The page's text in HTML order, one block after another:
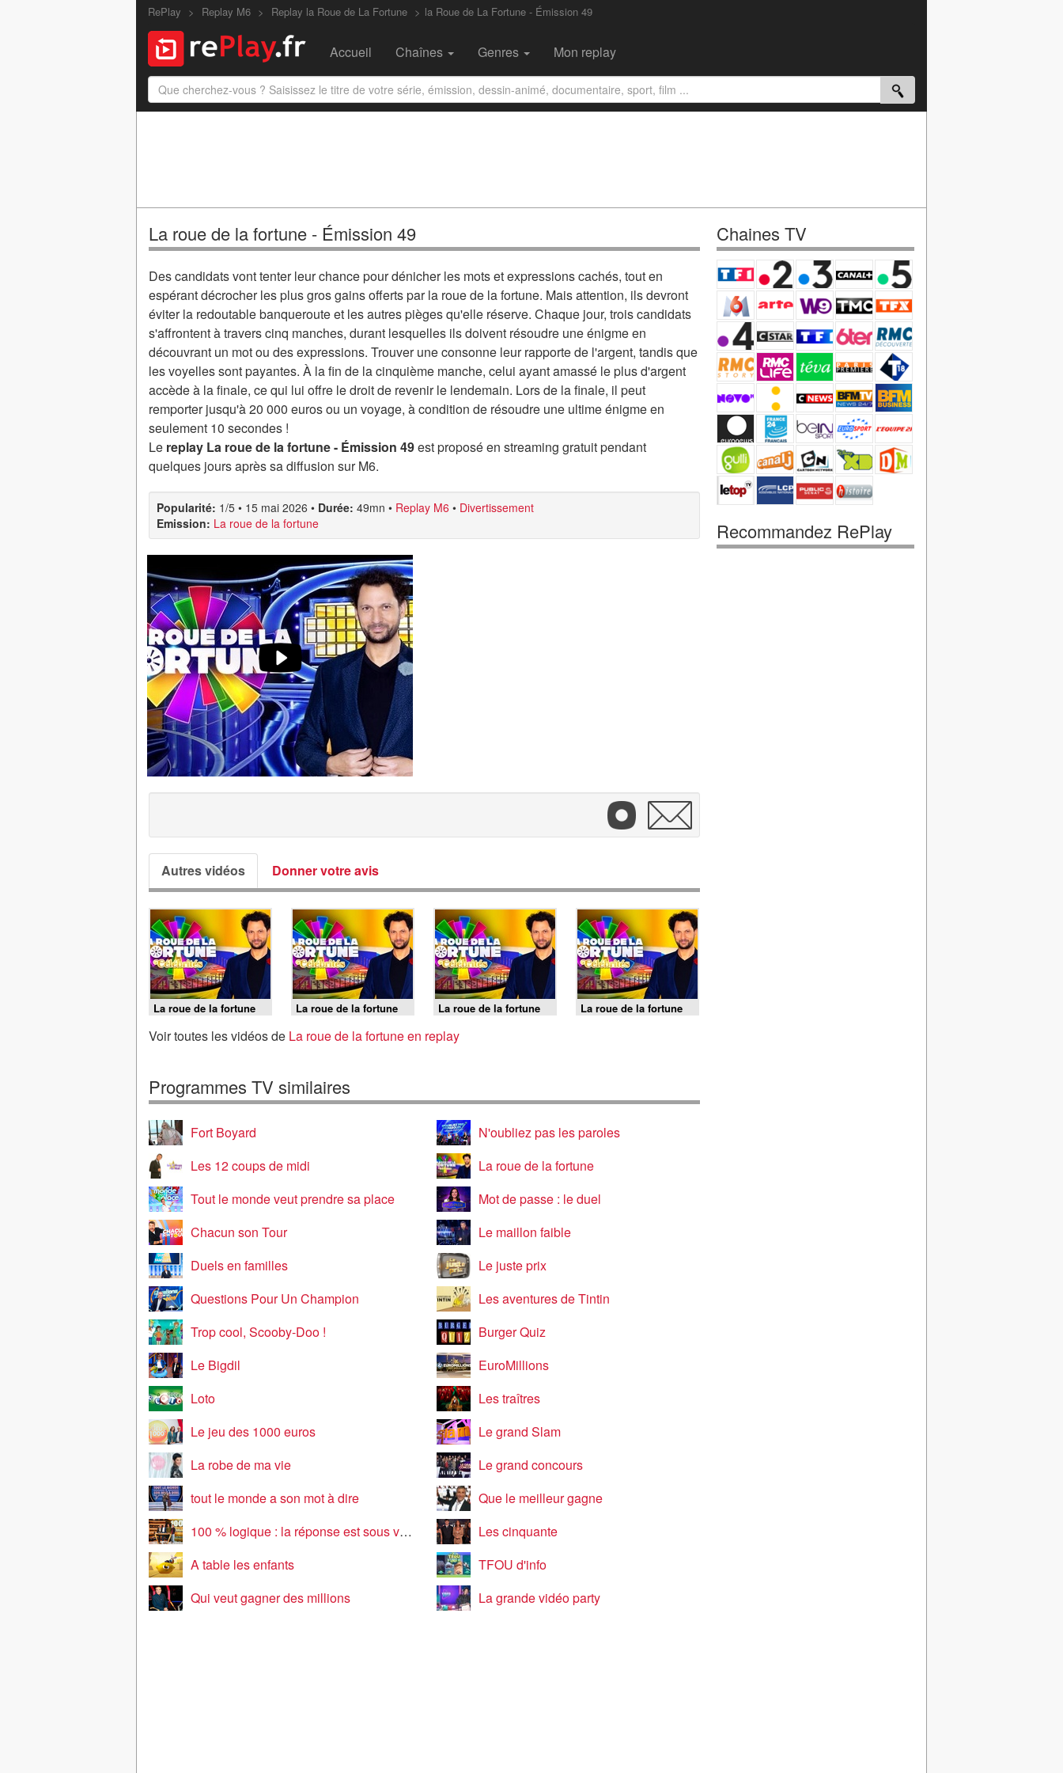
RePlay Replay M6 Replay la Roue de La Fortune la Roue de La Fortune - Émission 49
Accueil Chaînes Genres Mon replay
La roue de la fortune - Émission 49
Des candidats vont tenter leur chance pour dénicher les mots et expressions cachés, tout en
espérant décrocher les plus gros gains offerts par la roue de la fortune. Mais attention, ils devront
éviter la redoutable banqueroute et les autres pièges qu'elle réserve. Chaque jour, trois candidats
s'affrontent à travers cinq manches, durant lesquelles ils doivent résoudre une énigme en
découvrant un mot ou des expressions. Trouver une consonne leur rapporte de l'argent, tandis que
les voyelles sont payantes. À la fin de la cinquième manche, celui ayant amassé le plus d'argent
accède à la finale, ce qui lui offre le droit de revenir le lendemain. Lors de la finale, il peut
remporter jusqu'à 20 000 euros ou un voyage, à condition de résoudre une ultime énigme en
seulement 10 secondes !
Le replay La roue de la fortune - Émission 49est proposé en streaming gratuit pendant
quelques jours après sa diffusion sur M6.
Popularité: 1/5 • 15 mai 2026 • Durée: 49mn • Replay M6 • Divertissement
Emission: La roue de la fortune
Autres vidéos Donner votre avis
La roue de la fortune
célébrités - Émission 3
(2/2)
La roue de la fortune
célébrités - Émission 3
(1/2)
La roue de la fortune
célébrités - Émission 5
(2/2)
La roue de la fortune
célébrités - Émission 5
Voir toutes les vidéos de La roue de la fortune en replay
Programmes TV similaires
Fort Boyard
N'oubliez pas les paroles
Les 12 coups de midi
La roue de la fortune
Tout le monde veut prendre sa place
Mot de passe : le duel
Chacun son Tour
Le maillon faible
Duels en familles
Le juste prix
Questions Pour Un Champion
Les aventures de Tintin
Trop cool, Scooby-Doo !
Burger Quiz
Le Bigdil
EuroMillions
Loto
Les traîtres
Le jeu des 1000 euros
Le grand Slam
La robe de ma vie
Le grand concours
tout le monde a son mot à dire
Que le meilleur gagne
100 % logique : la réponse est sous vos yeux
Les cinquante
A table les enfants
TFOU d'info
Qui veut gagner des millions
La grande vidéo party
Chaines TV
Recommandez RePlay